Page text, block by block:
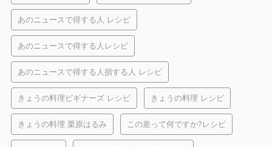
あのニュースで得する人 レシピ
あのニュースで得する人レシピ
あのニュースで得する人損する人 レシピ
きょうの料理ビギナーズ レシピ きょうの料理 レシピ
きょうの料理 栗原はるみ この差って何ですか?レシピ